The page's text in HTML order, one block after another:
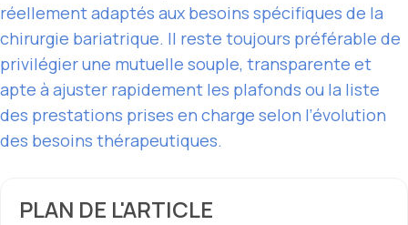
réellement adaptés aux besoins spécifiques de la
chirurgie bariatrique. Il reste toujours préférable de
privilégier une mutuelle souple, transparente et
apte à ajuster rapidement les plafonds ou la liste
des prestations prises en charge selon l’évolution
des besoins thérapeutiques.
PLAN DE L'ARTICLE